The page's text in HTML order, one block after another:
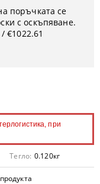
при
Тегло: 0.120кг
поръчката се
с оскъпяване.
€1022.61